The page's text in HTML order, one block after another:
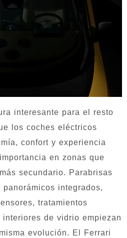
interesante para el resto
los coches eléctricos
confort y experiencia
en zonas que
secundario. Parabrisas
integrados,
tratamientos
de vidrio empiezan
evolución. El Ferrari